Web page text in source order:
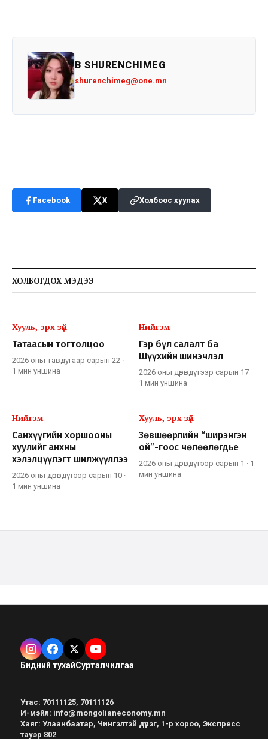
B SHURENCHIMEG
shurenchimeg@one.mn
Facebook X Холбоос хуулах
ХОЛБОГДОХ МЭДЭЭ
Хууль, эрх зүй
Татаасын тогтолцоо
2026 оны тавдугаар сарын 22 ·
1 мин уншина
Нийгэм
Гэр бүл салалт ба
Шүүхийн шинэчлэл
2026 оны дөрөвдүгээр сарын 17 ·
1 мин уншина
Нийгэм
Санхүүгийн хоршооны
хуулийг анхны
хэлэлцүүлэгт шилжүүллээ
2026 оны дөрөвдүгээр сарын 10 ·
1 мин уншина
Хууль, эрх зүй
Зөвшөөрлийн “ширэнгэн
ой”-гоос чөлөөлөгдье
2026 оны дөрөвдүгээр сарын 1 · 1
мин уншина
Бидний тухайСурталчилгаа
Утас: 70111125, 70111126
И-мэйл: info@mongolianeconomy.mn
Хаяг: Улаанбаатар, Чингэлтэй дүүрэг, 1-р хороо, Экспресс
тауэр 802